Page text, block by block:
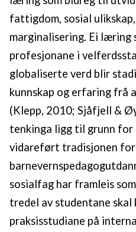
fattigdom, sosial
marginalisering. Ei
profesjonane i
globaliserte verd blir
kunnskap og erfaring frå
(Klepp, 2010; Sjåfjell &
tenkinga ligg til grunn for
vidareført tradisjonen
sosialfag har framleis
tredel av studentane skal
praksisstudiane på